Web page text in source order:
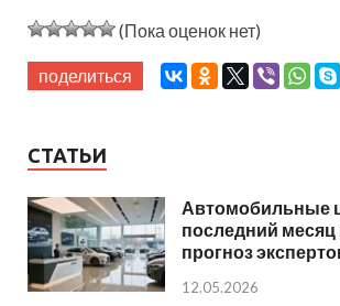
(Пока оценок нет)
поделиться
СТАТЬИ
Автомобильные
последний
прогноз
12.05.2026